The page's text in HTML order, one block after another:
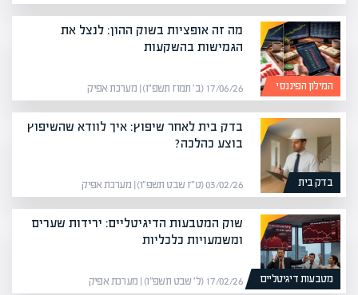
המילון הפיננסי
מה זה אופציות בשוק ההון: לנצל את
הגמישות בהשקעות
17/06/26 (ב׳ תמוז תשפ״ו) | מערכת אפיק
בדק בית
בדק בית לאחר שיפוץ: איך לוודא שהשיפוץ
בוצע כהלכה?
03/02/26 (ט״ז שבט תשפ״ו) | מערכת אפיק
מטבעות דיגיטליים
שוק המטבעות הדיגיטליים: ירידות שערים
ומשמעויות כלכליות
17/02/26 (ל׳ שבט תשפ״ו) | מערכת אפיק